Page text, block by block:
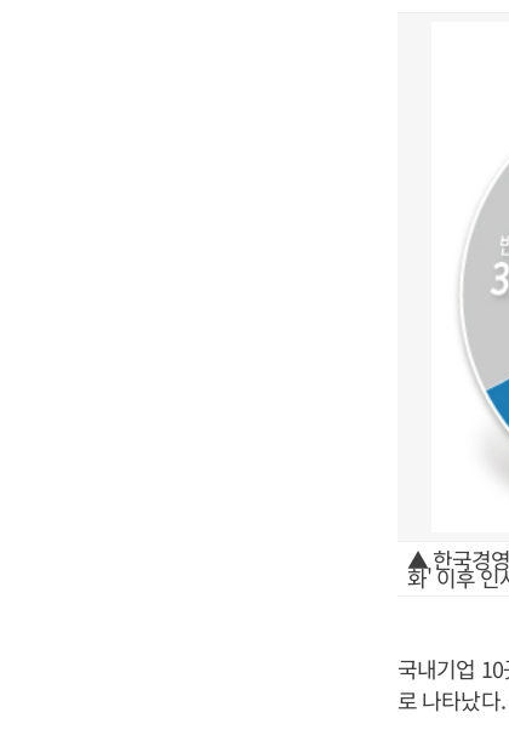
▲ 한국경
화' 이후 인
국내기업
로 나타났다.